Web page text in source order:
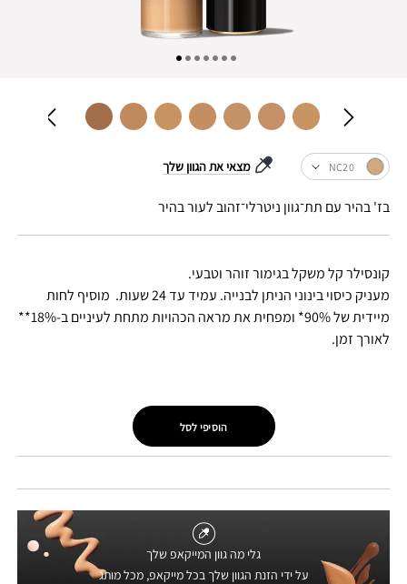
קונסילר קל משקל בגימור זוהר וטבעי.
מעניק כיסוי בינוני הניתן לבנייה. עמיד עד 24 שעות. מוסיף לחות
מיידית של 90%* ומפחית את מראה הכהויות מתחת לעיניים ב-18%**
לאורך זמן.
NC20 מצאי את הגוון שלך
בז' בהיר עם תת־גוון ניטרלי־זהוב לעור בהיר
גלי מה גוון המייקאפ שלך
על ידי הזנת הגוון שלך בכל מייקאפ, מכל מותג
הוסיפי לסל